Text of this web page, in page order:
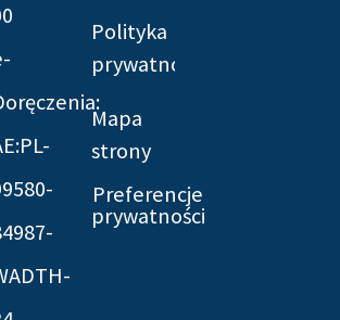
Polityka
prywatności
Mapa
strony
Preferencje
prywatności